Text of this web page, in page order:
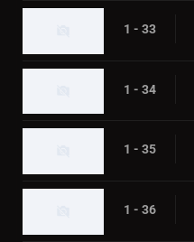
1 - 33
1 - 34
1 - 35
1 - 36